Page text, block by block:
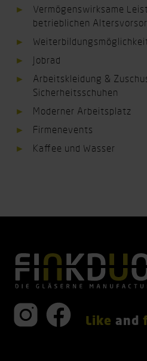
Vermögenswirksame
betrieblichen
Jobrad
Arbeitskleidung &
Sicherheitsschuhen
Moderner Arbeitsplatz
Firmenevents
Kaﬀee und Wasser
Like and